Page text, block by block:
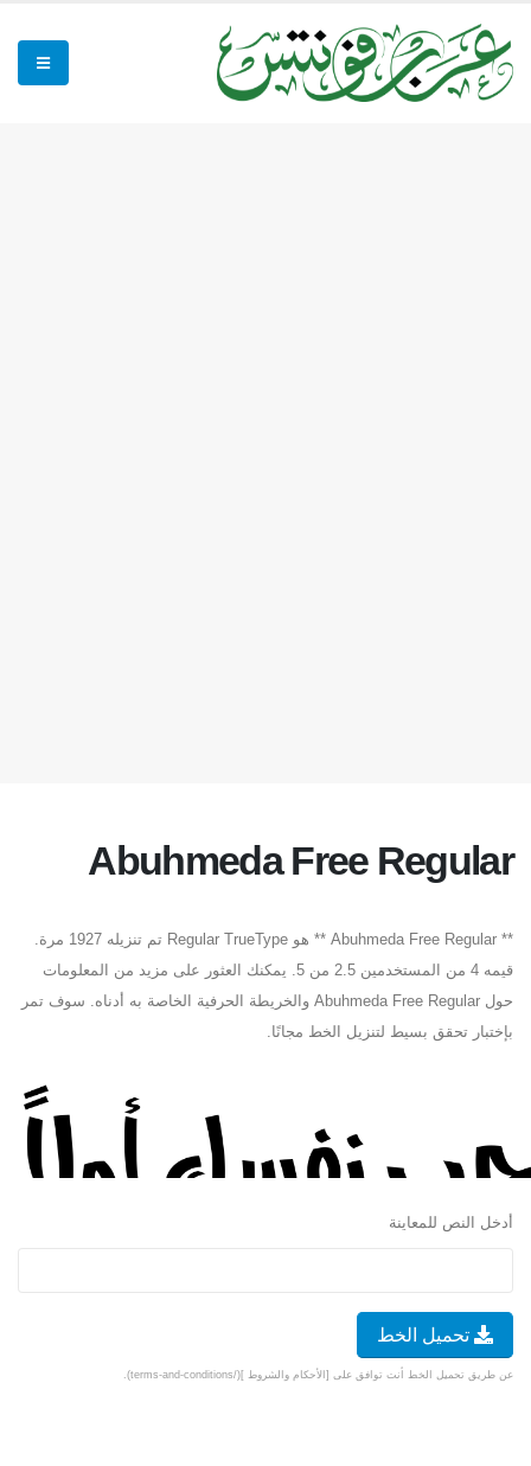
Abuhmeda Free Regular
** Abuhmeda Free Regular ** هو Regular TrueType تم تنزيله 1927 مرة.
قيمه 4 من المستخدمين 2.5 من 5. يمكنك العثور على مزيد من المعلومات
حول Abuhmeda Free Regular والخريطة الحرفية الخاصة به أدناه. سوف تمر
بإختبار تحقق بسيط لتنزيل الخط مجانًا.
أدخل النص للمعاينة
تحميل الخط
عن طريق تحميل الخط أنت توافق على [الأحكام والشروط ](/terms-and-conditions).